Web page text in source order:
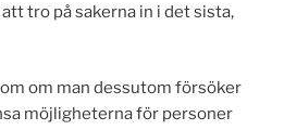
tro på sakerna in i det sista,
om man dessutom försöker
möjligheterna för personer